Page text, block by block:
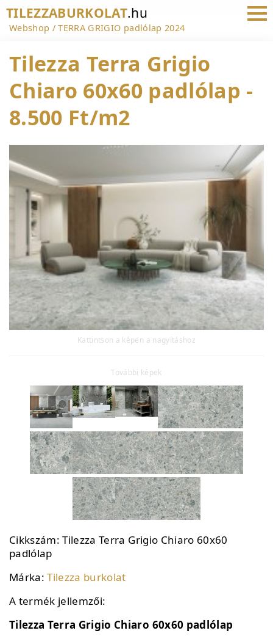
TILEZZABURKOLAT.hu
Webshop TERRA GRIGIO padlólap 2024
Tilezza Terra Grigio
Chiaro 60x60 padlólap -
8.500 Ft/m2
Kattintson a képen a nagyításhoz
További képek
Cikkszám:Tilezza Terra Grigio Chiaro 60x60
padlólap
Márka:Tilezza burkolat
A termék jellemzői:
Tilezza Terra Grigio Chiaro 60x60 padlólap